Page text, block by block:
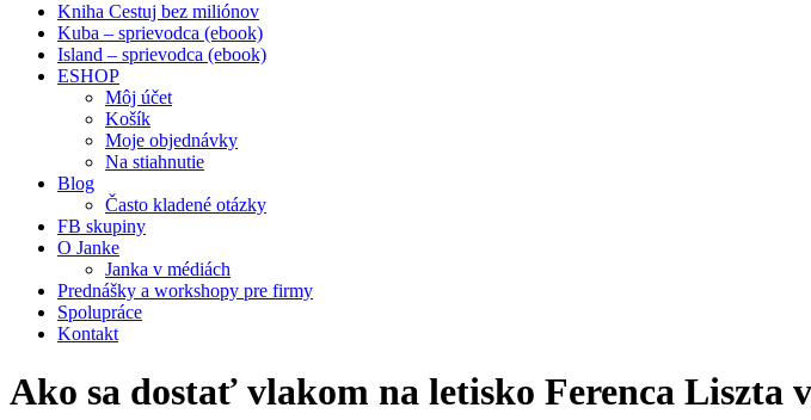
Kniha Cestuj bez miliónov
Kuba – sprievodca (ebook)
Island – sprievodca (ebook)
ESHOP
Môj účet
Košík
Moje objednávky
Na stiahnutie
Blog
Často kladené otázky
FB skupiny
O Janke
Janka v médiách
Prednášky a workshopy pre firmy
Spolupráce
Kontakt
Ako sa dostať vlakom na letisko Ferenca Liszta